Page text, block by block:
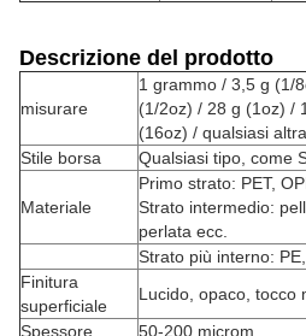
Descrizione del prodotto
misurare
1 grammo / 3,5 g (1/
(1/2oz) / 28 g (1oz) /
(16oz) / qualsiasi
Stile borsa
Qualsiasi tipo, come
Materiale
Primo strato: PET,
Strato intermedio:
perlata ecc.
Strato più interno:
Finitura
superficiale
Lucido, opaco, tocco
Spessore
50-200 microm